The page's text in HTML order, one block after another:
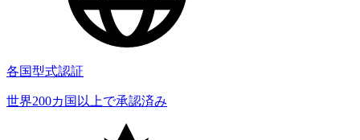
各国型式認証
世界200カ国以上で承認済み